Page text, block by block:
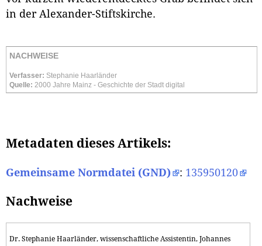
in der Alexander-Stiftskirche.
NACHWEISE
Verfasser: Stephanie Haarländer
Quelle: 2000 Jahre Mainz - Geschichte der Stadt digital
Metadaten dieses Artikels:
Gemeinsame Normdatei (GND) : 135950120
Nachweise
Dr. Stephanie Haarländer, wissenschaftliche Assistentin, Johannes